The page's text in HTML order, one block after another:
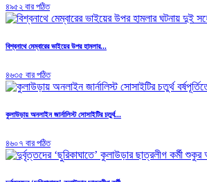
৪৯৫২ বার পঠিত
বিশ্বনাথে মেম্বারের ভাইয়ের উপর হামলার...
৪৬৩৫ বার পঠিত
কুলাউড়ায় অনলাইন জার্নালিস্ট সোসাইটির চতুর্থ...
৪৬০৭ বার পঠিত